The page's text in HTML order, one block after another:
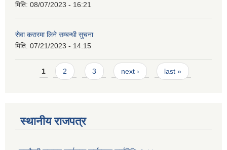
मिति: 08/07/2023 - 16:21
सेवा करारमा लिने सम्बन्धी सुचना
मिति: 07/21/2023 - 14:15
Pages
1 2 3 next › last »
स्थानीय राजपत्र